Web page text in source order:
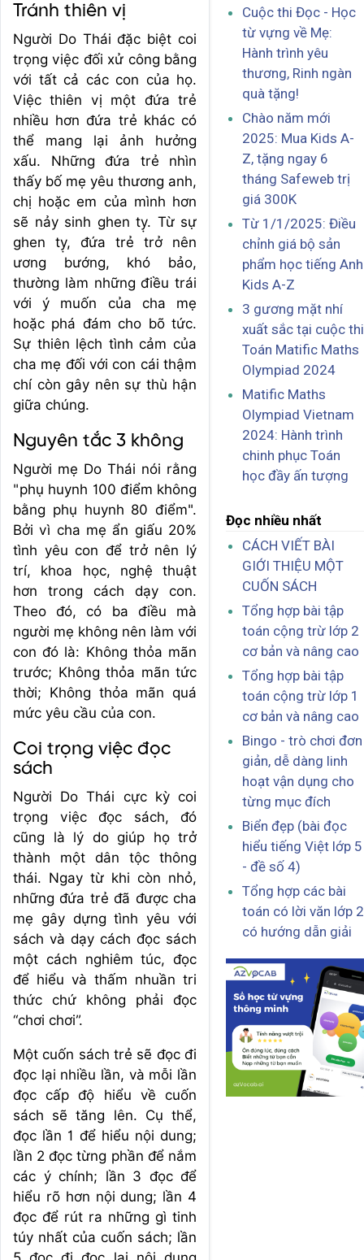
Tránh thiên vị
Người Do Thái đặc biệt coi
trọng việc đối xử công bằng
với tất cả các con của họ.
Việc thiên vị một đứa trẻ
nhiều hơn đứa trẻ khác có
thể mang lại ảnh hưởng
xấu. Những đứa trẻ nhìn
thấy bố mẹ yêu thương anh,
chị hoặc em của mình hơn
sẽ nảy sinh ghen tỵ. Từ sự
ghen tỵ, đứa trẻ trở nên
ương bướng, khó bảo,
thường làm những điều trái
với ý muốn của cha mẹ
hoặc phá đám cho bõ tức.
Sự thiên lệch tình cảm của
cha mẹ đối với con cái thậm
chí còn gây nên sự thù hận
giữa chúng.
Nguyên tắc 3 không
Người mẹ Do Thái nói rằng
"phụ huynh 100 điểm không
bằng phụ huynh 80 điểm".
Bởi vì cha mẹ ẩn giấu 20%
tình yêu con để trở nên lý
trí, khoa học, nghệ thuật
hơn trong cách dạy con.
Theo đó, có ba điều mà
người mẹ không nên làm với
con đó là: Không thỏa mãn
trước; Không thỏa mãn tức
thời; Không thỏa mãn quá
mức yêu cầu của con.
Coi trọng việc đọc
sách
Người Do Thái cực kỳ coi
trọng việc đọc sách, đó
cũng là lý do giúp họ trở
thành một dân tộc thông
thái. Ngay từ khi còn nhỏ,
những đứa trẻ đã được cha
mẹ gây dựng tình yêu với
sách và dạy cách đọc sách
một cách nghiêm túc, đọc
để hiểu và thấm nhuần tri
thức chứ không phải đọc
“chơi chơi”.
Một cuốn sách trẻ sẽ đọc đi
đọc lại nhiều lần, và mỗi lần
đọc cấp độ hiểu về cuốn
sách sẽ tăng lên. Cụ thể,
đọc lần 1 để hiểu nội dung;
lần 2 đọc từng phần để nắm
các ý chính; lần 3 đọc để
hiểu rõ hơn nội dung; lần 4
đọc để rút ra những gì tinh
túy nhất của cuốn sách; lần
Cuộc thi Đọc - Học
từ vựng về Mẹ:
Hành trình yêu
thương, Rinh ngàn
quà tặng!
Chào năm mới
2025: Mua Kids A-
Z, tặng ngay 6
tháng Safeweb trị
giá 300K
Từ 1/1/2025: Điều
chỉnh giá bộ sản
phẩm học tiếng Anh
Kids A-Z
3 gương mặt nhí
xuất sắc tại cuộc thi
Toán Matific Maths
Olympiad 2024
Matific Maths
Olympiad Vietnam
2024: Hành trình
chinh phục Toán
học đầy ấn tượng
Đọc nhiều nhất
CÁCH VIẾT BÀI
GIỚI THIỆU MỘT
CUỐN SÁCH
Tổng hợp bài tập
toán cộng trừ lớp 2
cơ bản và nâng cao
Tổng hợp bài tập
toán cộng trừ lớp 1
cơ bản và nâng cao
Bingo - trò chơi đơn
giản, dễ dàng linh
hoạt vận dụng cho
từng mục đích
Biển đẹp (bài đọc
hiểu tiếng Việt lớp 5
- đề số 4)
Tổng hợp các bài
toán có lời văn lớp 2
có hướng dẫn giải